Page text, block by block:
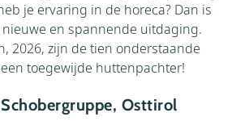
je ervaring in de horeca? Dan is
en spannende uitdaging.
2026, zijn de tien onderstaande
toegewijde huttenpachter!
Osttirol